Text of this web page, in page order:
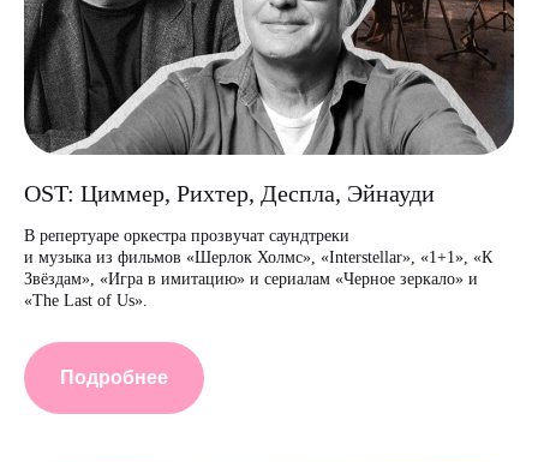
OST: Циммер, Рихтер, Деспла, Эйнауди
В репертуаре оркестра прозвучат саундтреки
и музыка из фильмов «Шерлок Холмс», «Interstellar», «1+1», «К
Звёздам», «Игра в имитацию» и сериалам «Черное зеркало» и
«The Last of Us».
Подробнее